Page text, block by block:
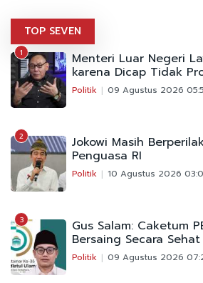
TOP SEVEN
1 Menteri Luar Negeri
karena Dicap Tidak
Politik 09 Agustus 2026
2 Jokowi Masih
Penguasa RI
Politik 10 Agustus 2026
3 Gus Salam: Caketum
Bersaing Secara Sehat
Politik 09 Agustus 2026